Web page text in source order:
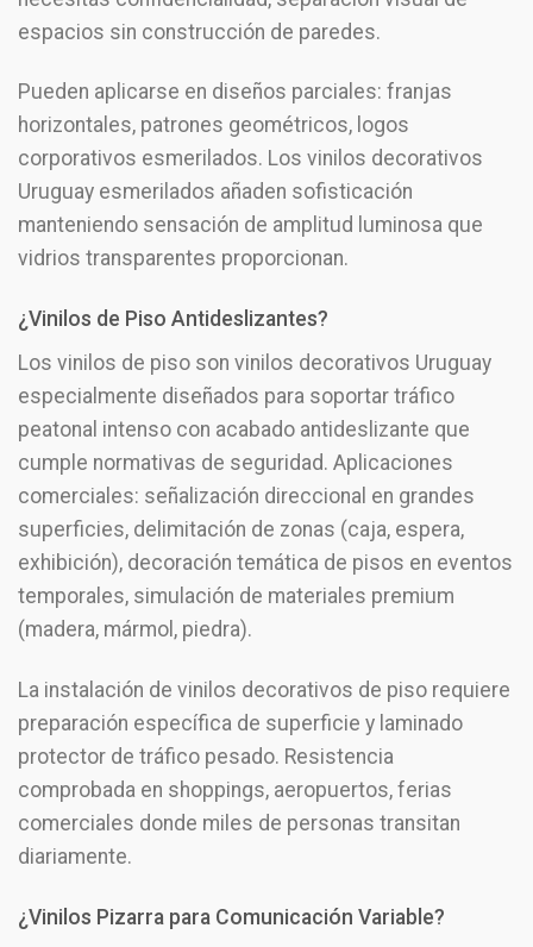
espacios sin construcción de paredes.
Pueden aplicarse en diseños parciales: franjas
horizontales, patrones geométricos, logos
corporativos esmerilados. Los vinilos decorativos
Uruguay esmerilados añaden sofisticación
manteniendo sensación de amplitud luminosa que
vidrios transparentes proporcionan.
¿Vinilos de Piso Antideslizantes?
Los vinilos de piso son vinilos decorativos Uruguay
especialmente diseñados para soportar tráfico
peatonal intenso con acabado antideslizante que
cumple normativas de seguridad. Aplicaciones
comerciales: señalización direccional en grandes
superficies, delimitación de zonas (caja, espera,
exhibición), decoración temática de pisos en eventos
temporales, simulación de materiales premium
(madera, mármol, piedra).
La instalación de vinilos decorativos de piso requiere
preparación específica de superficie y laminado
protector de tráfico pesado. Resistencia
comprobada en shoppings, aeropuertos, ferias
comerciales donde miles de personas transitan
diariamente.
¿Vinilos Pizarra para Comunicación Variable?